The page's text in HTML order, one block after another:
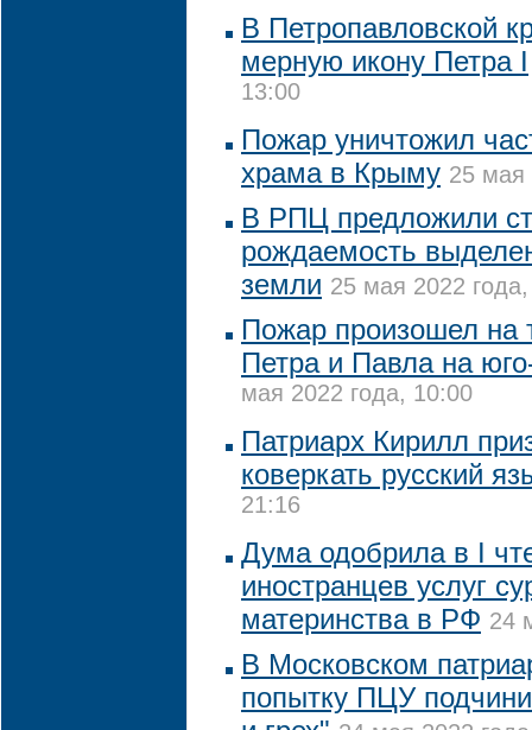
В Петропавловской
мерную икону Петра I
13:00
Пожар уничтожил
храма в Крыму 25 мая
В РПЦ предложили
рождаемость
земли 25 мая 2022
Пожар произошел на
Петра и Павла на
мая 2022 года, 10:00
Патриарх Кирилл
коверкать русский
21:16
Дума одобрила в I
иностранцев услуг
материнства в РФ 24
В Московском
попытку ПЦУ